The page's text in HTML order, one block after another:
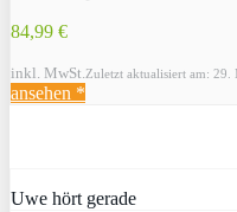
84,99 €
inkl. MwSt. Zuletzt aktualisiert am: 29.
ansehen *
Uwe hört gerade